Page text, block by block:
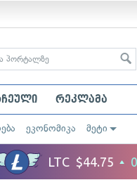
რეკლამა
ეკონომიკა მეტი